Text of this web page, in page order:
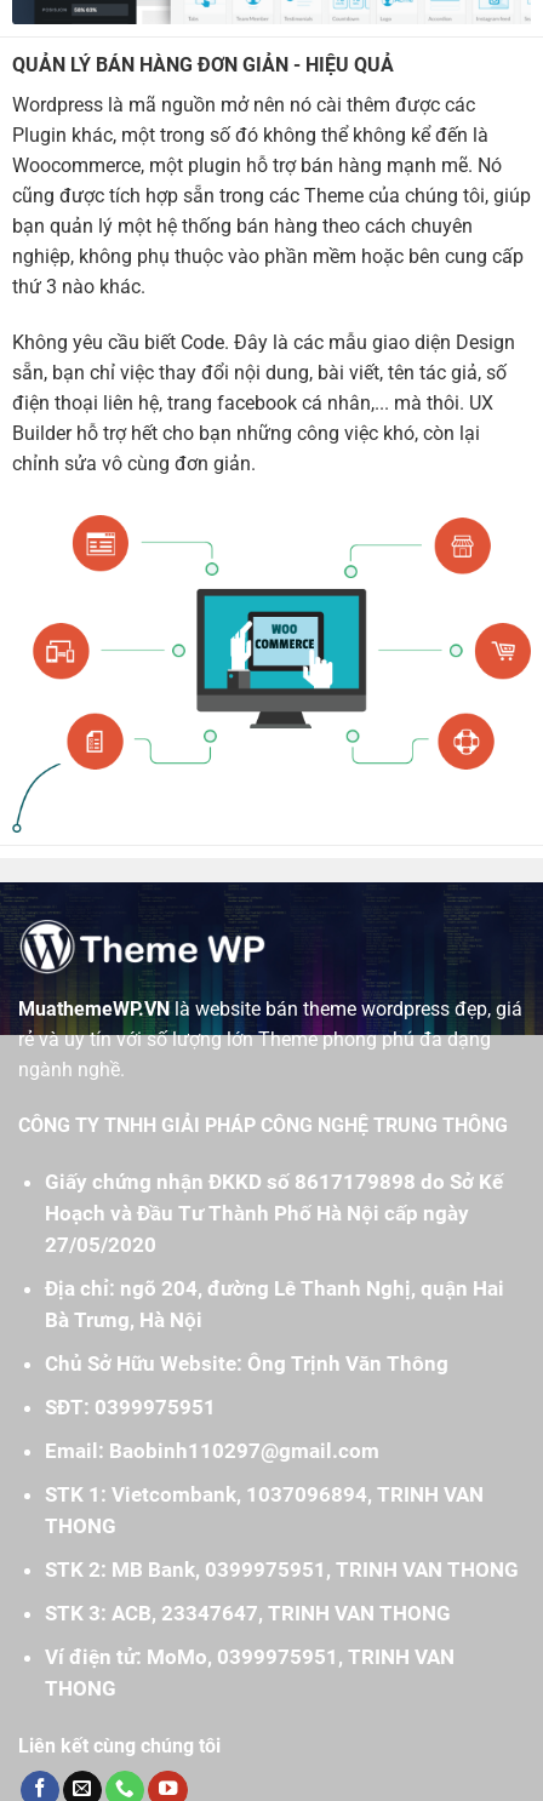
QUẢN LÝ BÁN HÀNG ĐƠN GIẢN - HIỆU QUẢ
Wordpress là mã nguồn mở nên nó cài thêm được các
Plugin khác, một trong số đó không thể không kể đến là
Woocommerce, một plugin hỗ trợ bán hàng mạnh mẽ. Nó
cũng được tích hợp sẵn trong các Theme của chúng tôi, giúp
bạn quản lý một hệ thống bán hàng theo cách chuyên
nghiệp, không phụ thuộc vào phần mềm hoặc bên cung cấp
thứ 3 nào khác.
Không yêu cầu biết Code. Đây là các mẫu giao diện Design
sẵn, bạn chỉ việc thay đổi nội dung, bài viết, tên tác giả, số
điện thoại liên hệ, trang facebook cá nhân,... mà thôi. UX
Builder hỗ trợ hết cho bạn những công việc khó, còn lại
chỉnh sửa vô cùng đơn giản.
MuathemeWP.VNlà website bán theme wordpress đẹp, giá
rẻ và uy tín với số lượng lớn Theme phong phú đa dạng
ngành nghề.
CÔNG TY TNHH GIẢI PHÁP CÔNG NGHỆ TRUNG THÔNG
Giấy chứng nhận ĐKKD số 8617179898 do Sở Kế
Hoạch và Đầu Tư Thành Phố Hà Nội cấp ngày
27/05/2020
Địa chỉ: ngõ 204, đường Lê Thanh Nghị, quận Hai
Bà Trưng, Hà Nội
Chủ Sở Hữu Website: Ông Trịnh Văn Thông
SĐT: 0399975951
Email: Baobinh110297@gmail.com
STK 1: Vietcombank, 1037096894, TRINH VAN
THONG
STK 2: MB Bank, 0399975951, TRINH VAN THONG
STK 3: ACB, 23347647, TRINH VAN THONG
Ví điện tử: MoMo, 0399975951, TRINH VAN
THONG
Liên kết cùng chúng tôi